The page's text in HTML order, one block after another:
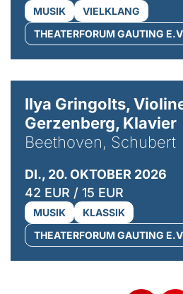
MUSIK
VIELKLANG
THEATERFORUM GAUTING
Ilya Gringolts,
Gerzenberg, Klavier
Beethoven, Schubert
DI., 20. OKTOBER 2026
42 EUR / 15 EUR
MUSIK
KLASSIK
THEATERFORUM GAUTING